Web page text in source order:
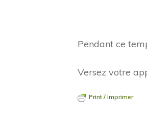
Pendant ce
Versez votre
Print / Imprimer